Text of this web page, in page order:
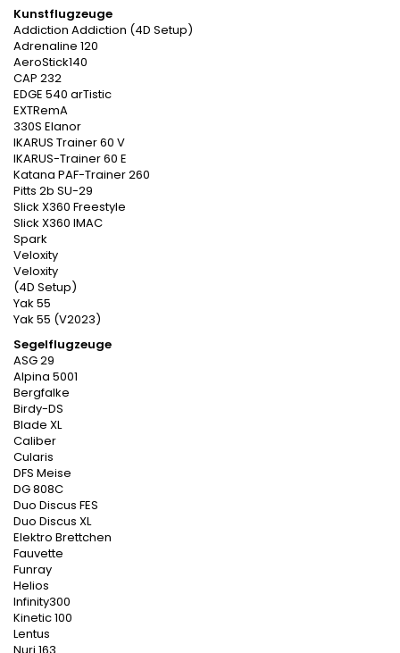
Kunstflugzeuge
Addiction Addiction (4D Setup)
Adrenaline 120
AeroStick140
CAP 232
EDGE 540 arTistic
EXTRemA
330S Elanor
IKARUS Trainer 60 V
IKARUS-Trainer 60 E
Katana PAF-Trainer 260
Pitts 2b SU-29
Slick X360 Freestyle
Slick X360 IMAC
Spark
Veloxity
Veloxity
(4D Setup)
Yak 55
Yak 55 (V2023)
Segelflugzeuge
ASG 29
Alpina 5001
Bergfalke
Birdy-DS
Blade XL
Caliber
Cularis
DFS Meise
DG 808C
Duo Discus FES
Duo Discus XL
Elektro Brettchen
Fauvette
Funray
Helios
Infinity300
Kinetic 100
Lentus